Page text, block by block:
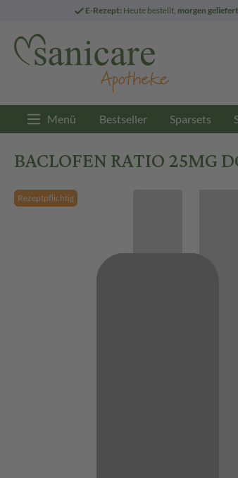
E-Rezept: Heute bestellt, morgen geliefert
Menü Bestseller Sparsets
BACLOFEN RATIO 25MG
Rezeptpflichtig